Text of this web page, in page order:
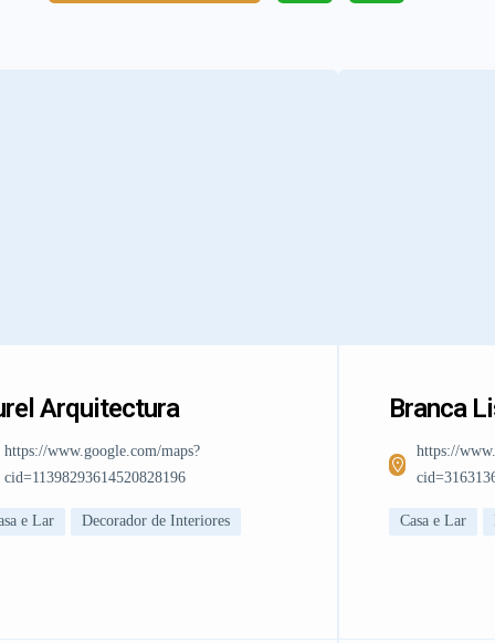
Arquitectura
https://www.google.com/maps?
cid=11398293614520828196
e Lar Decorador de Interiores
Branca
https://
Casa e Lar